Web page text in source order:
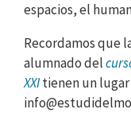
espacios, el
Recordamos que
alumnado del
XXItienen un